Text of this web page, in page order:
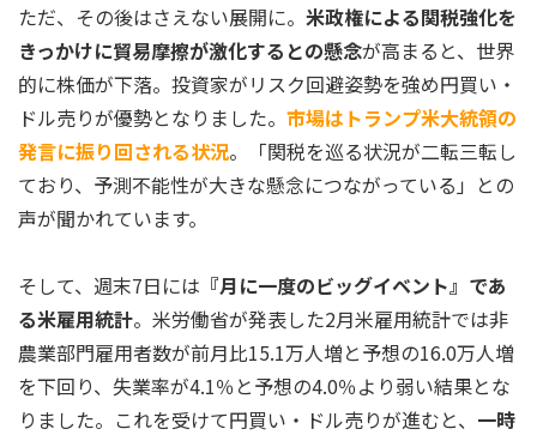
ただ、その後はさえない展開に。 米政権による関税強化を
きっかけに貿易摩擦が激化するとの懸念が高まると、世界
的に株価が下落。投資家がリスク回避姿勢を強め円買い・
ドル売りが優勢となりました。 市場はトランプ米大統領の
発言に振り回される状況。「関税を巡る状況が二転三転し
ており、予測不能性が大きな懸念につながっている」との
声が聞かれています。
そして、週末7日には 『月に一度のビッグイベント』であ
る米雇用統計。米労働省が発表した2月米雇用統計では非
農業部門雇用者数が前月比15.1万人増と予想の16.0万人増
を下回り、失業率が4.1％と予想の4.0％より弱い結果とな
りました。これを受けて円買い・ドル売りが進むと、 一時